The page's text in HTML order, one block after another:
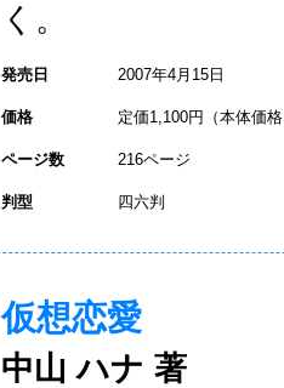
く。
発売日 2007年4月15日
価格 定価1,100円（本体価
ページ数 216ページ
判型 四六判
仮想恋愛
中山 ハナ 著